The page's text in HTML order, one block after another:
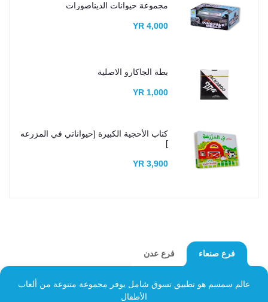
مجموعة حيوانات الديناصورات
4,000 YR
بطة الجاكارو الاصلية
1,000 YR
كتاب الأحجية الكبيرة [حيواناتي في المزرعه
]
3,900 YR
فرع صنعاء فرع عدن
عالم سمسم هو تطبيق تسوق شامل يوفر مجموعة متنوعة من ألعاب
الأطفال